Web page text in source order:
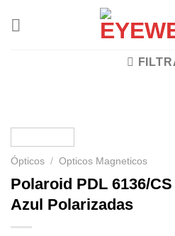
Ópticos / Opticos Magneticos
Polaroid PDL 6136/
Azul Polarizadas